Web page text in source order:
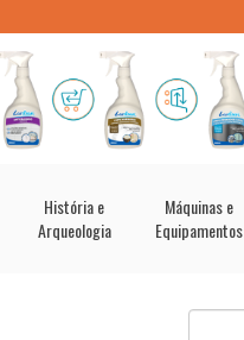
História e
Arqueologia
Máquinas e
Equipamentos